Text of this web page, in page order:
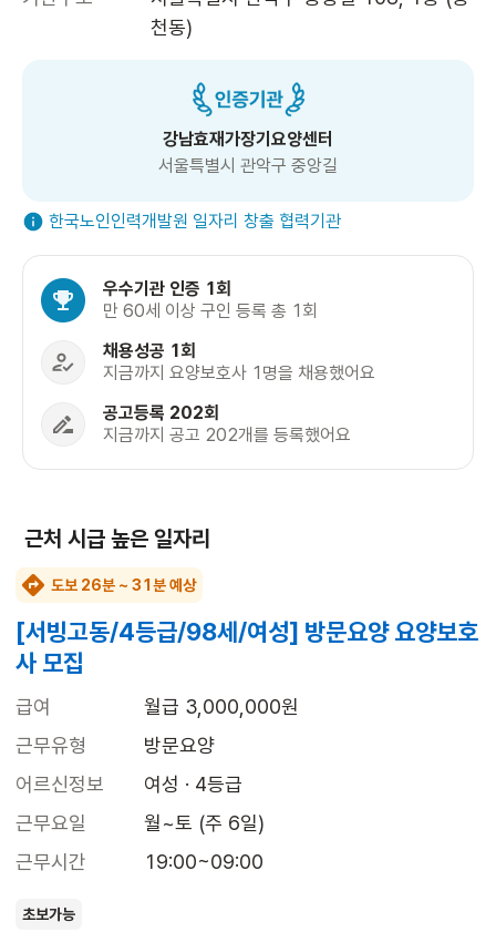
천동)
강남효재가장기요양센터
서울특별시 관악구 중앙길
한국노인인력개발원 일자리 창출 협력기관
우수기관 인증 1회
만 60세 이상 구인 등록 총 1회
채용성공 1회
지금까지 요양보호사 1명을 채용했어요
공고등록 202회
지금까지 공고 202개를 등록했어요
근처 시급 높은 일자리
도보 26분 ~ 31분 예상
[서빙고동/4등급/98세/여성] 방문요양 요양보호
사 모집
급여
월급 3,000,000원
근무유형
방문요양
어르신정보
여성 · 4등급
근무요일
월~토 (주 6일)
근무시간
19:00~09:00
초보가능